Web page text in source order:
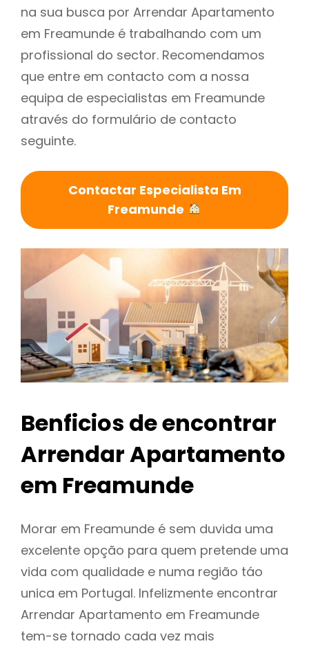
na sua busca por Arrendar Apartamento
em Freamunde é trabalhando com um
profissional do sector. Recomendamos
que entre em contacto com a nossa
equipa de especialistas em Freamunde
através do formulário de contacto
seguinte.
Contactar Especialista Em
Freamunde
Benficios de encontrar
Arrendar Apartamento
em Freamunde
Morar em Freamunde é sem duvida uma
excelente opção para quem pretende uma
vida com qualidade e numa região táo
unica em Portugal. Infelizmente encontrar
Arrendar Apartamento em Freamunde
tem-se tornado cada vez mais